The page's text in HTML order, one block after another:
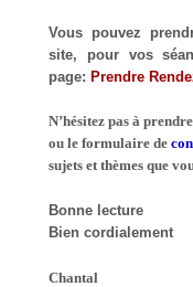
Vous pouvez
site, pour vos
page:Prendre
N’hésitez pas à
ou le formulaire de
sujets et thèmes que
Bonne lecture
Bien cordialement
Chantal